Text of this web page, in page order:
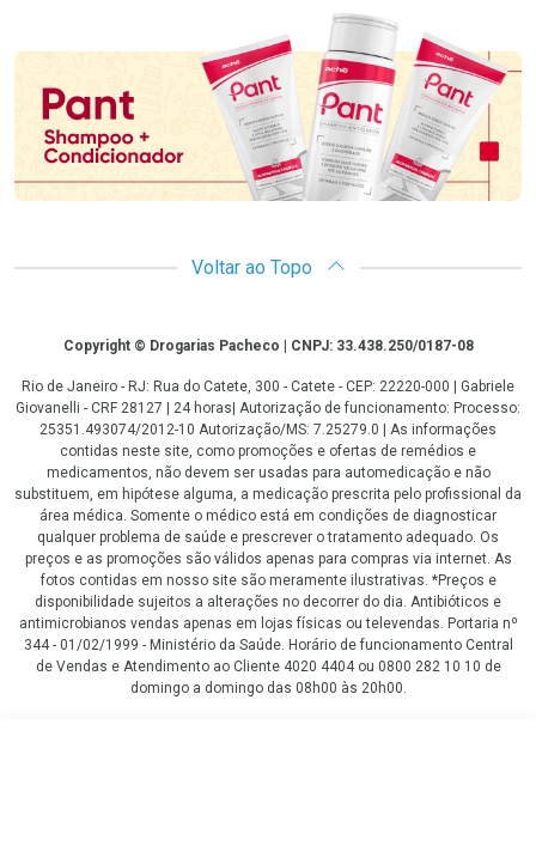
Promoção em Destaque
Voltar ao Topo
CopyrightCopyright © Drogarias Pacheco | CNPJ: 33.438.250/0187-08
Rio de Janeiro - RJ: Rua do Catete, 300 - Catete - CEP: 22220-000 | Gabriele
Giovanelli - CRF 28127 | 24 horas| Autorização de funcionamento: Processo:
25351.493074/2012-10 Autorização/MS: 7.25279.0 | As informações
contidas neste site, como promoções e ofertas de remédios e
medicamentos, não devem ser usadas para automedicação e não
substituem, em hipótese alguma, a medicação prescrita pelo profissional da
área médica. Somente o médico está em condições de diagnosticar
qualquer problema de saúde e prescrever o tratamento adequado. Os
preços e as promoções são válidos apenas para compras via internet. As
fotos contidas em nosso site são meramente ilustrativas. *Preços e
disponibilidade sujeitos a alterações no decorrer do dia. Antibióticos e
antimicrobianos vendas apenas em lojas físicas ou televendas. Portaria nº
344 - 01/02/1999 - Ministério da Saúde. Horário de funcionamento Central
de Vendas e Atendimento ao Cliente 4020 4404 ou 0800 282 10 10 de
domingo a domingo das 08h00 às 20h00.